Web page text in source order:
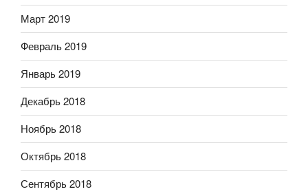
Март 2019
Февраль 2019
Январь 2019
Декабрь 2018
Ноябрь 2018
Октябрь 2018
Сентябрь 2018